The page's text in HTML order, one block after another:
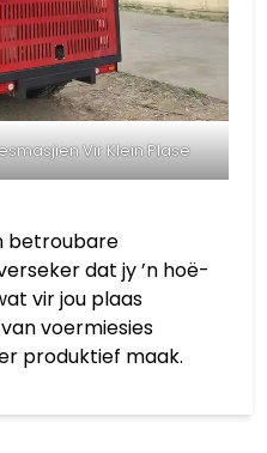
Vir Klein Plase
betroubare
dat jy ’n hoë-
vir jou plaas
voermiesies
produktief maak.